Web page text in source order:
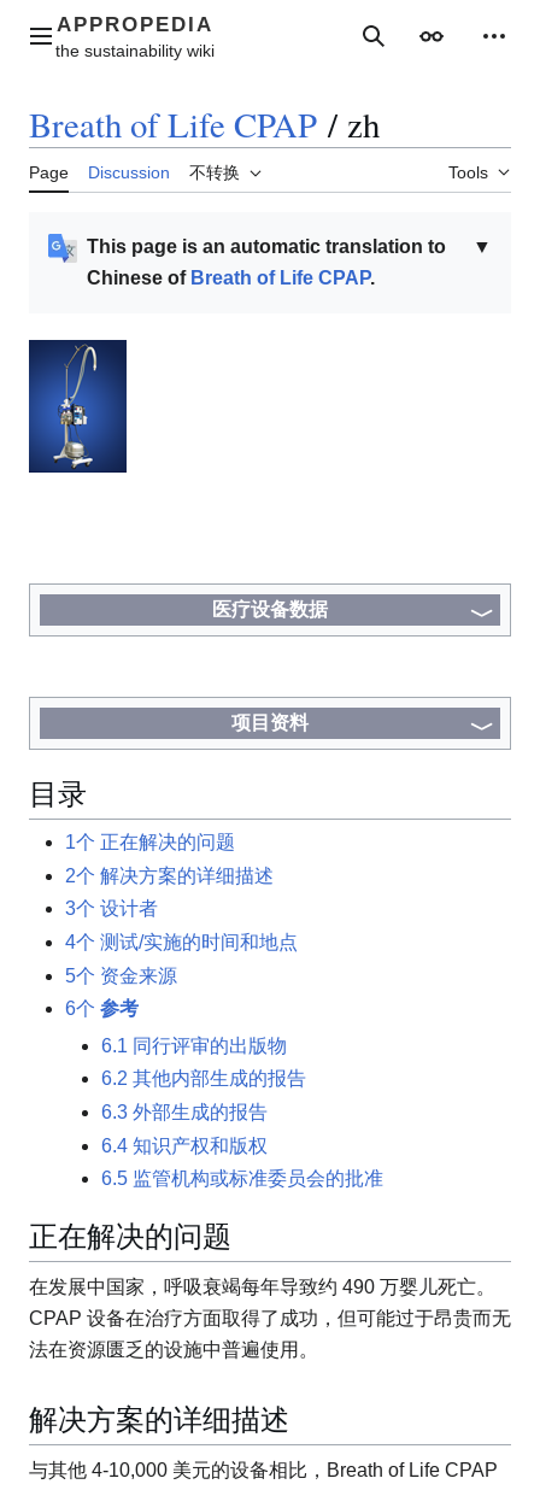
contentMain menu SearchAppearance
Breath of Life CPAP / zh
Page Discussion 不转换 Tools
▼
This page is an automatic translation to
Chinese of Breath of Life CPAP.
医疗设备数据
项目资料
目录
1个 正在解决的问题
2个 解决方案的详细描述
3个 设计者
4个 测试/实施的时间和地点
5个 资金来源
6个 参考
6.1 同行评审的出版物
6.2 其他内部生成的报告
6.3 外部生成的报告
6.4 知识产权和版权
6.5 监管机构或标准委员会的批准
正在解决的问题
在发展中国家，呼吸衰竭每年导致约 490 万婴儿死亡。
CPAP 设备在治疗方面取得了成功，但可能过于昂贵而无
法在资源匮乏的设施中普遍使用。
解决方案的详细描述
与其他 4-10,000 美元的设备相比，Breath of Life CPAP